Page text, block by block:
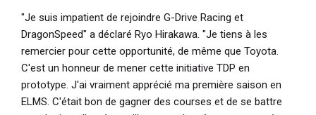
"Je suis impatient de rejoindre G-Drive Racing et
DragonSpeed" a déclaré Ryo Hirakawa. "Je tiens à les
remercier pour cette opportunité, de même que Toyota.
C'est un honneur de mener cette initiative TDP en
prototype. J'ai vraiment apprécié ma première saison en
ELMS. C'était bon de gagner des courses et de se battre